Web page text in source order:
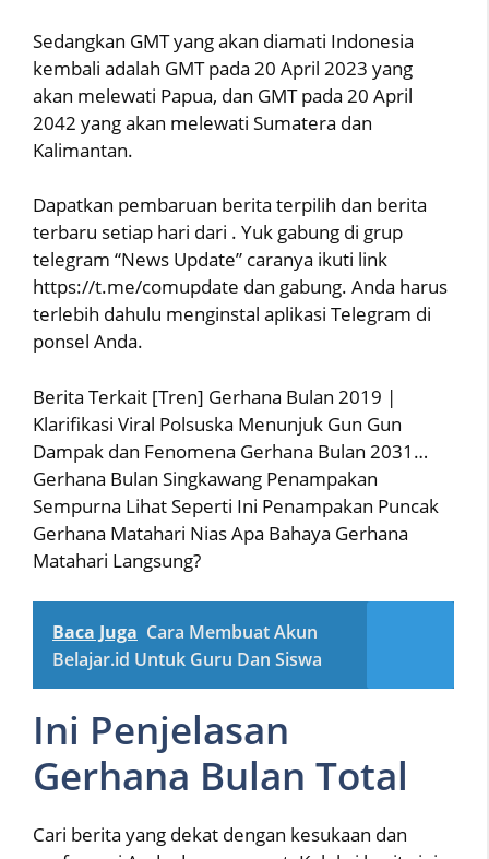
Sedangkan GMT yang akan diamati Indonesia
kembali adalah GMT pada 20 April 2023 yang
akan melewati Papua, dan GMT pada 20 April
2042 yang akan melewati Sumatera dan
Kalimantan.
Dapatkan pembaruan berita terpilih dan berita
terbaru setiap hari dari . Yuk gabung di grup
telegram “News Update” caranya ikuti link
https://t.me/comupdate dan gabung. Anda harus
terlebih dahulu menginstal aplikasi Telegram di
ponsel Anda.
Berita Terkait [Tren] Gerhana Bulan 2019 |
Klarifikasi Viral Polsuska Menunjuk Gun Gun
Dampak dan Fenomena Gerhana Bulan 2031…
Gerhana Bulan Singkawang Penampakan
Sempurna Lihat Seperti Ini Penampakan Puncak
Gerhana Matahari Nias Apa Bahaya Gerhana
Matahari Langsung?
Baca Juga Cara Membuat Akun
Belajar.id Untuk Guru Dan Siswa
Ini Penjelasan
Gerhana Bulan Total
Cari berita yang dekat dengan kesukaan dan